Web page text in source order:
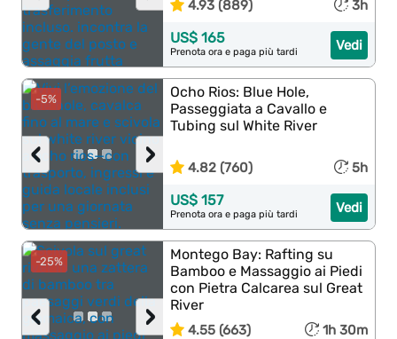
4.93 (889) 3h
Vedi
US$ 165
Prenota ora e paga più tardi
-5%
›
‹
Ocho Rios: Blue Hole,
Passeggiata a Cavallo e
Tubing sul White River
4.82 (760) 5h
Vedi
US$ 157
Prenota ora e paga più tardi
-25%
›
‹
Montego Bay: Rafting su
Bamboo e Massaggio ai Piedi
con Pietra Calcarea sul Great
River
4.55 (663) 1h 30m